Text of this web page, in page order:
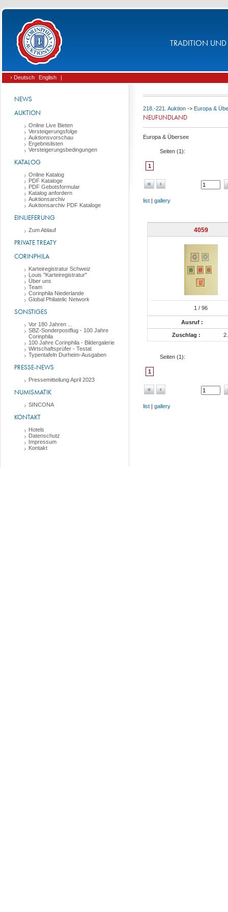
TRADITION UND
› Deutsch English |
NEWS
AUKTION
Online Live Bieten
Versteigerungsfolge
Auktionsvorschau
Ergebnislisten
Versteigerungsbedingungen
KATALOG
Online Katalog
PDF Kataloge
PDF Gebotsformular
Katalog anfordern
Auktionsarchiv
Auktionsarchiv PDF Kataloge
EINLIEFERUNG
Zum Ablauf
PRIVATE TREATY
CORINPHILA
Karteiregistratur Schweiz
Louis "Karteiregistratur"
Über uns
Team
Corinphila Niederlande
Global Philatelic Network
SONSTIGES
Vor 180 Jahren ...
SBZ-Sonderpostflug - 100 Jahre
Corinphila
100 Jahre Corinphila - Bildergalerie
Wirtschaftsprüfer - Testat
Typentafeln Durheim-Ausgaben
PRESSE-NEWS
Pressemitteilung April 2023
NUMISMATIK
SINCONA
KONTAKT
Hotels
Datenschutz
Impressum
Kontakt
218.-221. Auktion -> Europa &
NEUFUNDLAND
Europa & Übersee
Seiten (1):
1
« ‹
list | gallery
4059
1 / 96
Ausruf :
Zuschlag :
Seiten (1):
1
« ‹
list | gallery